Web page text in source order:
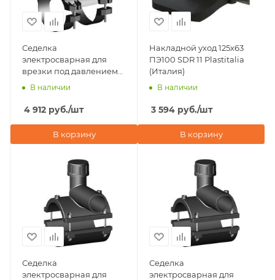
Седелка
электросварная для
врезки под давлением
D125х32 ПЭ100 SDR 11
В наличии
4 912 руб./шт
В корзину
Накладной уход 125х63
ПЭ100 SDR 11 Plastitalia
(Италия)
В наличии
3 594 руб./шт
В корзину
Седелка
электросварная для
Седелка
электросварная для